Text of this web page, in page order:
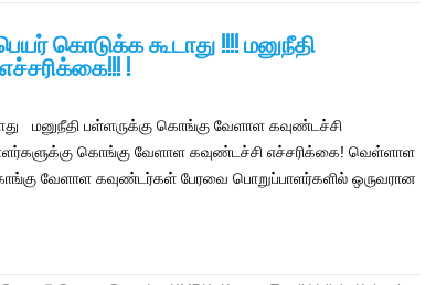
கொடுக்க கூடாது !!!! மனுநீதி
!
மனுநீதி பள்ளருக்கு கொங்கு வேளாள கவுண்டச்சி
கொங்கு வேளாள கவுண்டச்சி எச்சரிக்கை! வெள்ளாள
வேளாள கவுண்டர்கள் பேரவை பொறுப்பாளர்களில் ஒருவரான